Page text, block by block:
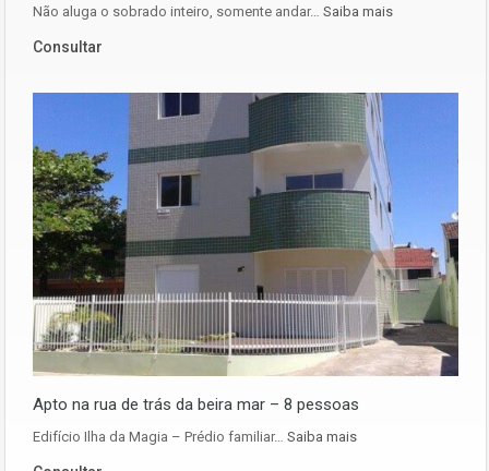
Não aluga o sobrado inteiro, somente andar… Saiba mais
Consultar
Apto na rua de trás da beira mar – 8 pessoas
Edifício Ilha da Magia – Prédio familiar… Saiba mais